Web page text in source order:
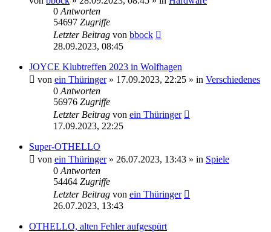
0 Antworten
54697 Zugriffe
Letzter Beitrag von bbock
28.09.2023, 08:45
JOYCE Klubtreffen 2023 in Wolfhagen
von ein Thüringer» 17.09.2023, 22:25 » in Verschiedenes
0 Antworten
56976 Zugriffe
Letzter Beitrag von ein Thüringer
17.09.2023, 22:25
Super-OTHELLO
von ein Thüringer» 26.07.2023, 13:43 » in Spiele
0 Antworten
54464 Zugriffe
Letzter Beitrag von ein Thüringer
26.07.2023, 13:43
OTHELLO, alten Fehler aufgespürt